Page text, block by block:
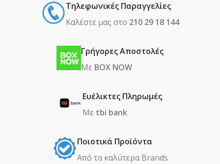
Τηλεφωνικές Παραγγελίες
Καλέστε μας στο 210 29 18 144
Γρήγορες Αποστολές
Με BOX NOW
Ευέλικτες Πληρωμές
Με tbi bank
Ποιοτικά Προϊόντα
Από τα καλύτερα Βrands